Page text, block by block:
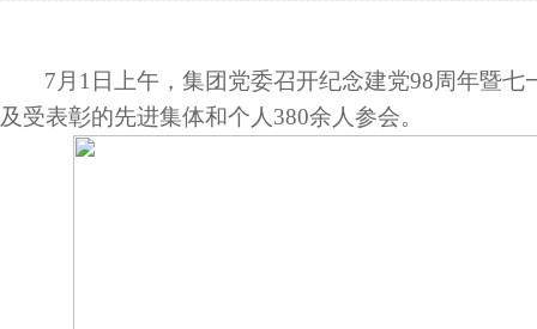
7 月 1 日上午，集团党委召开纪念建党98周年暨七
及受表彰的先进集体和个人 380余人参会。